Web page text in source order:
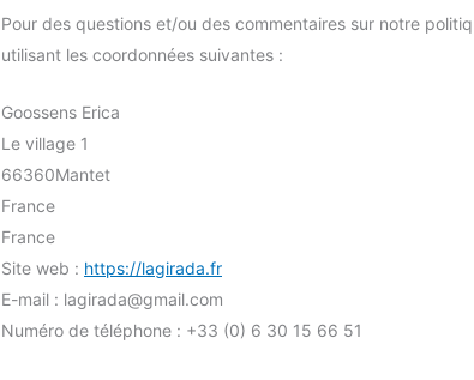
Pour des questions et/ou des commentaires sur notre
utilisant les coordonnées suivantes :
Goossens Erica
Le village 1
66360Mantet
France
France
Site web : https://lagirada.fr
E-mail : lagirada@gmail.com
Numéro de téléphone : +33 (0) 6 30 15 66 51